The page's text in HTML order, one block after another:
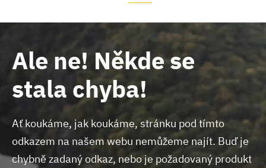
Ale ne! Někde se
stala chyba!
Ať koukáme, jak koukáme, stránku pod tímto
odkazem na našem webu nemůžeme najít. Buď je
chybně zadaný odkaz, nebo je požadovaný produkt